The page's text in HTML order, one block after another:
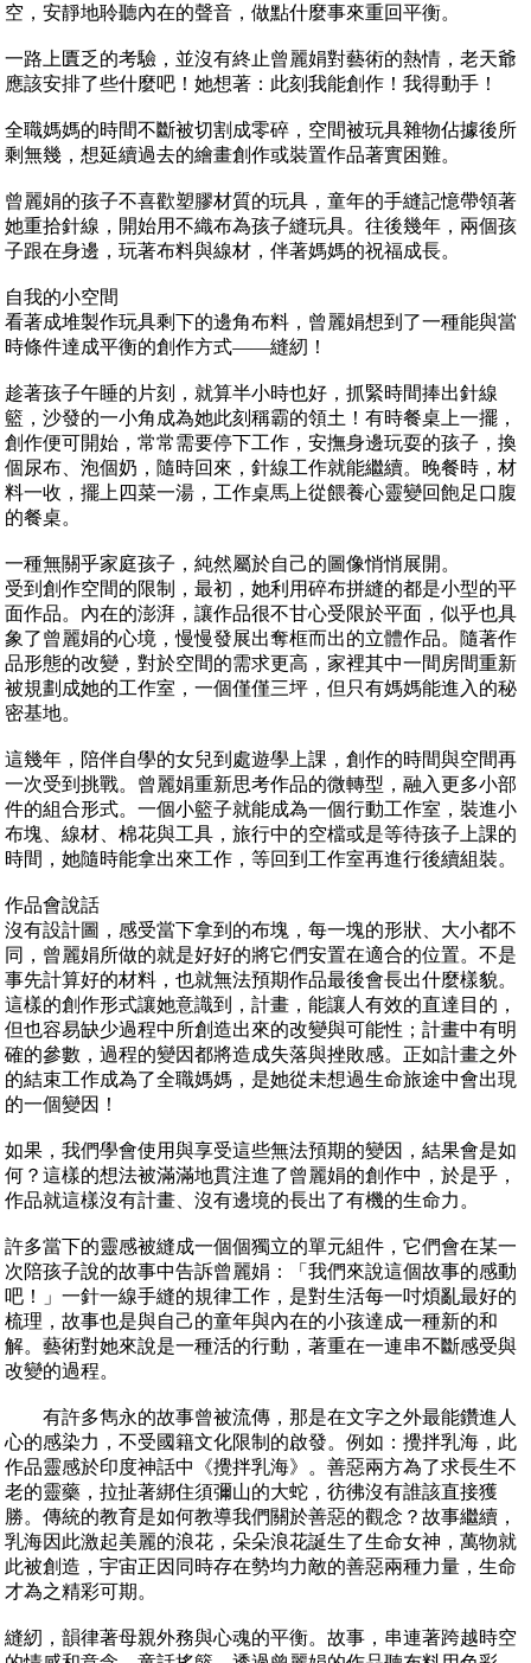
空，安靜地聆聽內在的聲音，做點什麼事來重回平衡。
一路上匱乏的考驗，並沒有終止曾麗娟對藝術的熱情，老天爺
應該安排了些什麼吧！她想著：此刻我能創作！我得動手！
全職媽媽的時間不斷被切割成零碎，空間被玩具雜物佔據後所
剩無幾，想延續過去的繪畫創作或裝置作品著實困難。
曾麗娟的孩子不喜歡塑膠材質的玩具，童年的手縫記憶帶領著
她重拾針線，開始用不織布為孩子縫玩具。往後幾年，兩個孩
子跟在身邊，玩著布料與線材，伴著媽媽的祝福成長。
自我的小空間
看著成堆製作玩具剩下的邊角布料，曾麗娟想到了一種能與當
時條件達成平衡的創作方式——縫紉！
趁著孩子午睡的片刻，就算半小時也好，抓緊時間捧出針線
籃，沙發的一小角成為她此刻稱霸的領土！有時餐桌上一擺，
創作便可開始，常常需要停下工作，安撫身邊玩耍的孩子，換
個尿布、泡個奶，隨時回來，針線工作就能繼續。晚餐時，材
料一收，擺上四菜一湯，工作桌馬上從餵養心靈變回飽足口腹
的餐桌。
一種無關乎家庭孩子，純然屬於自己的圖像悄悄展開。
受到創作空間的限制，最初，她利用碎布拼縫的都是小型的平
面作品。內在的澎湃，讓作品很不甘心受限於平面，似乎也具
象了曾麗娟的心境，慢慢發展出奪框而出的立體作品。隨著作
品形態的改變，對於空間的需求更高，家裡其中一間房間重新
被規劃成她的工作室，一個僅僅三坪，但只有媽媽能進入的秘
密基地。
這幾年，陪伴自學的女兒到處遊學上課，創作的時間與空間再
一次受到挑戰。曾麗娟重新思考作品的微轉型，融入更多小部
件的組合形式。一個小籃子就能成為一個行動工作室，裝進小
布塊、線材、棉花與工具，旅行中的空檔或是等待孩子上課的
時間，她隨時能拿出來工作，等回到工作室再進行後續組裝。
作品會說話
沒有設計圖，感受當下拿到的布塊，每一塊的形狀、大小都不
同，曾麗娟所做的就是好好的將它們安置在適合的位置。不是
事先計算好的材料，也就無法預期作品最後會長出什麼樣貌。
這樣的創作形式讓她意識到，計畫，能讓人有效的直達目的，
但也容易缺少過程中所創造出來的改變與可能性；計畫中有明
確的參數，過程的變因都將造成失落與挫敗感。正如計畫之外
的結束工作成為了全職媽媽，是她從未想過生命旅途中會出現
的一個變因！
如果，我們學會使用與享受這些無法預期的變因，結果會是如
何？這樣的想法被滿滿地貫注進了曾麗娟的創作中，於是乎，
作品就這樣沒有計畫、沒有邊境的長出了有機的生命力。
許多當下的靈感被縫成一個個獨立的單元組件，它們會在某一
次陪孩子說的故事中告訴曾麗娟：「我們來說這個故事的感動
吧！」一針一線手縫的規律工作，是對生活每一吋煩亂最好的
梳理，故事也是與自己的童年與內在的小孩達成一種新的和
解。藝術對她來說是一種活的行動，著重在一連串不斷感受與
改變的過程。
有許多雋永的故事曾被流傳，那是在文字之外最能鑽進人
心的感染力，不受國籍文化限制的啟發。例如：攪拌乳海，此
作品靈感於印度神話中《攪拌乳海》。善惡兩方為了求長生不
老的靈藥，拉扯著綁住須彌山的大蛇，彷彿沒有誰該直接獲
勝。傳統的教育是如何教導我們關於善惡的觀念？故事繼續，
乳海因此激起美麗的浪花，朵朵浪花誕生了生命女神，萬物就
此被創造，宇宙正因同時存在勢均力敵的善惡兩種力量，生命
才為之精彩可期。
縫紉，韻律著母親外務與心魂的平衡。故事，串連著跨越時空